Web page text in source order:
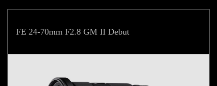
FE 24-70mm F2.8 GM II Debut